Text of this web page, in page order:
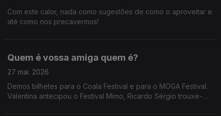
Com este calor, nada como sugestões de como o aproveitar e
até como nos precavermos!
Quem é vossa amiga quem é?
27 mai. 2026
Demos bilhetes para o Coala Festival e para o MOGA Festival.
Valentina antecipou o Festival Mimo, Ricardo Sérgio trouxe-